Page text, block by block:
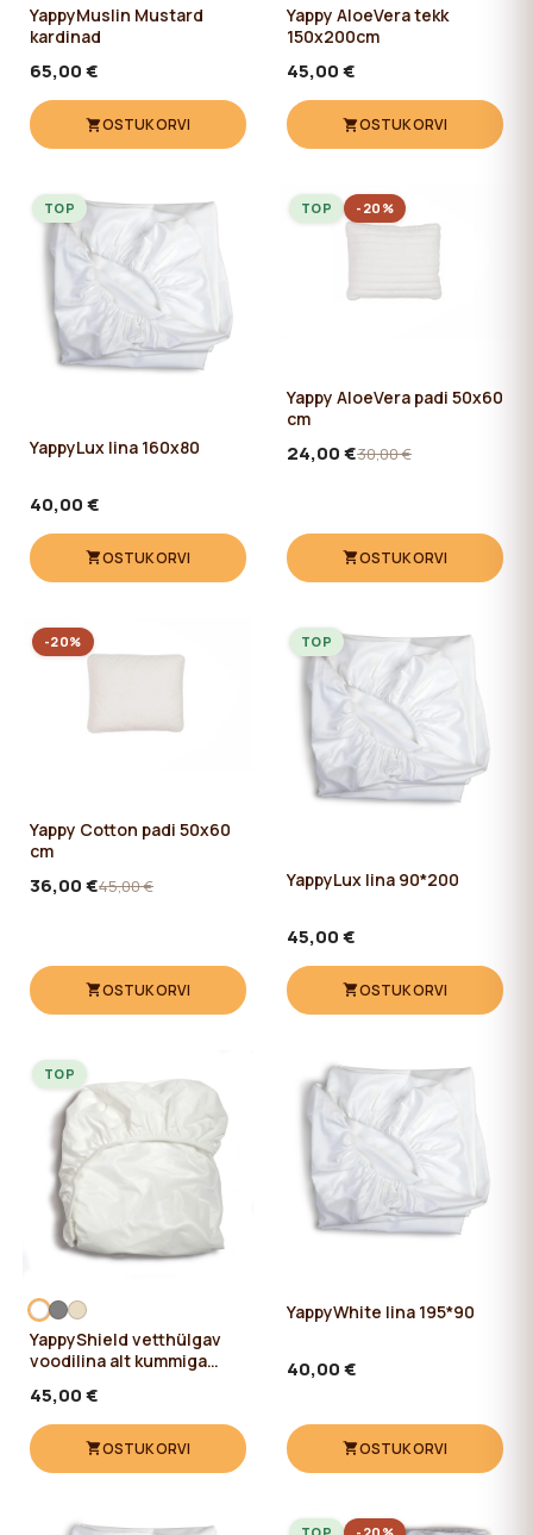
YappyMuslin Mustard
kardinad
65,00 €
OSTUKORVI
Yappy AloeVera tekk
150x200cm
45,00 €
OSTUKORVI
YappyLux lina 160x80
40,00 €
OSTUKORVI
TOP
Yappy AloeVera padi 50x60
cm
24,00 €30,00 €
OSTUKORVI
TOP -20%
Yappy Cotton padi 50x60
cm
36,00 €45,00 €
OSTUKORVI
-20%
YappyLux lina 90*200
45,00 €
OSTUKORVI
TOP
YappyShield vetthülgav
voodilina alt kummiga
45,00 €
OSTUKORVI
TOP
YappyWhite lina 195*90
40,00 €
OSTUKORVI